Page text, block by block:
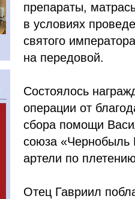
препараты,
в условиях
святого
на передовой.
Состоялось
операции от
сбора помощи
союза «Чернобыль
артели по
Отец Гавриил